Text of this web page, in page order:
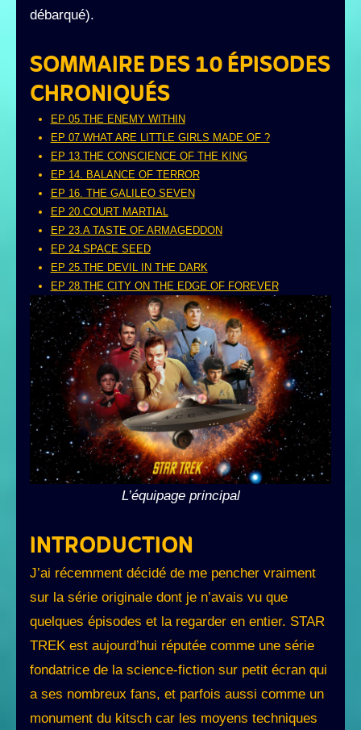
débarqué).
SOMMAIRE DES 10 ÉPISODES
CHRONIQUÉS
EP 05.THE ENEMY WITHIN
EP 07.WHAT ARE LITTLE GIRLS MADE OF ?
EP 13.THE CONSCIENCE OF THE KING
EP 14. BALANCE OF TERROR
EP 16. THE GALILEO SEVEN
EP 20.COURT MARTIAL
EP 23.A TASTE OF ARMAGEDDON
EP 24.SPACE SEED
EP 25.THE DEVIL IN THE DARK
EP 28.THE CITY ON THE EDGE OF FOREVER
L’équipage principal
INTRODUCTION
J’ai récemment décidé de me pencher vraiment
sur la série originale dont je n’avais vu que
quelques épisodes et la regarder en entier. STAR
TREK est aujourd’hui réputée comme une série
fondatrice de la science-fiction sur petit écran qui
a ses nombreux fans, et parfois aussi comme un
monument du kitsch car les moyens techniques